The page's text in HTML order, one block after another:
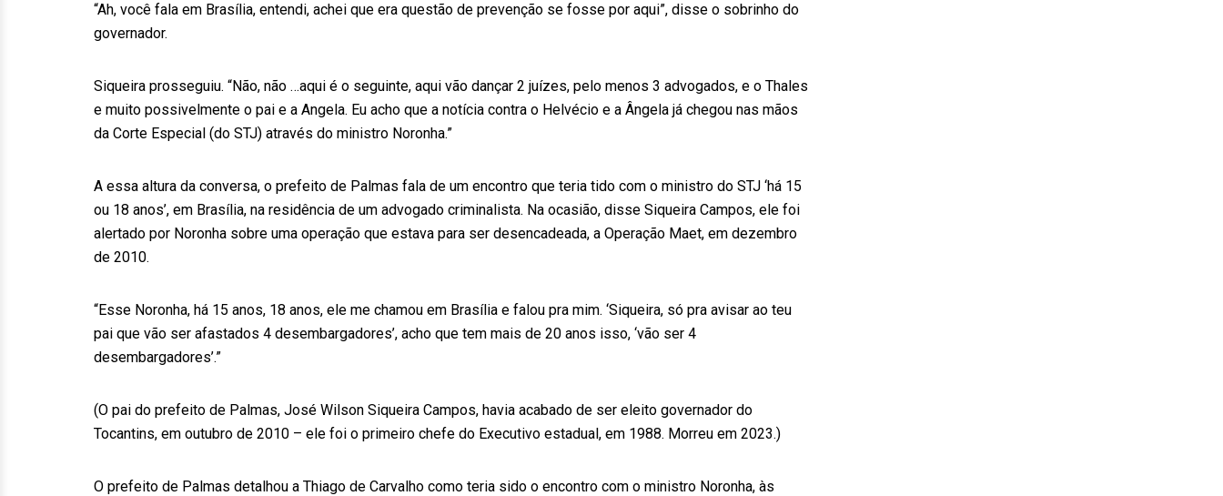
“Ah, você fala em Brasília, entendi, achei que era questão de prevenção se fosse por aqui”, disse o sobrinho do
governador.
Siqueira prosseguiu. “Não, não …aqui é o seguinte, aqui vão dançar 2 juízes, pelo menos 3 advogados, e o Thales
e muito possivelmente o pai e a Angela. Eu acho que a notícia contra o Helvécio e a Ângela já chegou nas mãos
da Corte Especial (do STJ) através do ministro Noronha.”
A essa altura da conversa, o prefeito de Palmas fala de um encontro que teria tido com o ministro do STJ ‘há 15
ou 18 anos’, em Brasília, na residência de um advogado criminalista. Na ocasião, disse Siqueira Campos, ele foi
alertado por Noronha sobre uma operação que estava para ser desencadeada, a Operação Maet, em dezembro
de 2010.
“Esse Noronha, há 15 anos, 18 anos, ele me chamou em Brasília e falou pra mim. ‘Siqueira, só pra avisar ao teu
pai que vão ser afastados 4 desembargadores’, acho que tem mais de 20 anos isso, ‘vão ser 4
desembargadores’.”
(O pai do prefeito de Palmas, José Wilson Siqueira Campos, havia acabado de ser eleito governador do
Tocantins, em outubro de 2010 – ele foi o primeiro chefe do Executivo estadual, em 1988. Morreu em 2023.)
O prefeito de Palmas detalhou a Thiago de Carvalho como teria sido o encontro com o ministro Noronha, às